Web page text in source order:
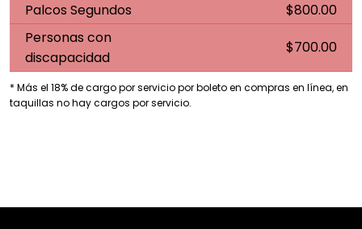
Palcos Segundos
$800.00
Personas con
discapacidad
$700.00
* Más el 18% de cargo por servicio por boleto en compras en línea, en
taquillas no hay cargos por servicio.